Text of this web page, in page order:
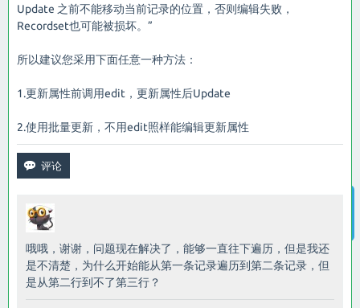
Update 之前不能移动当前记录的位置，否则编辑失败，
Recordset也可能被损坏。”
所以建议您采用下面任意一种方法：
1.更新属性前调用edit，更新属性后Update
2.使用批量更新，不用edit照样能编辑更新属性
哦哦，谢谢，问题现在解决了，能够一直往下遍历，但是我还
是不清楚，为什么开始能从第一条记录遍历到第二条记录，但
是从第二行到不了第三行？